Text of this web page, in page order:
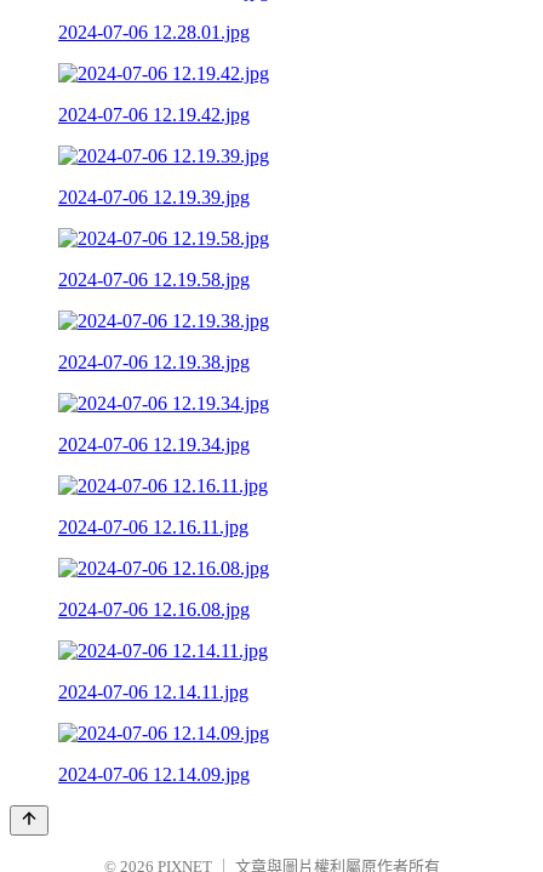
2024-07-06 12.28.01.jpg
2024-07-06 12.19.42.jpg
2024-07-06 12.19.39.jpg
2024-07-06 12.19.58.jpg
2024-07-06 12.19.38.jpg
2024-07-06 12.19.34.jpg
2024-07-06 12.16.11.jpg
2024-07-06 12.16.08.jpg
2024-07-06 12.14.11.jpg
2024-07-06 12.14.09.jpg
© 2026 PIXNET 文章與圖片權利屬原作者所有